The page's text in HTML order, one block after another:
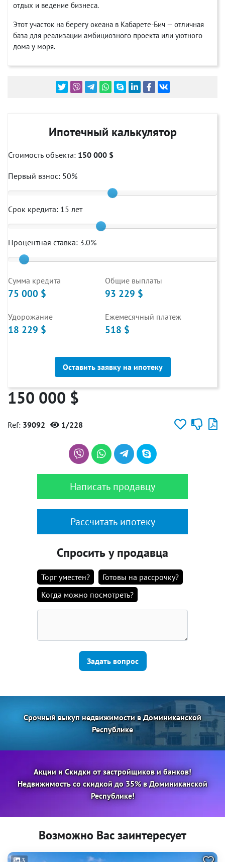
отдых и ведение бизнеса.
Этот участок на берегу океана в Кабарете-Бич — отличная
база для реализации амбициозного проекта или уютного
дома у моря.
Ипотечный калькулятор
Стоимость объекта: 150 000 $
Первый взнос: 50%
Срок кредита: 15 лет
Процентная ставка: 3.0%
Cумма кредита
75 000 $
Общие выплаты
93 229 $
Удорожание
18 229 $
Ежемесячный платеж
518 $
Оставить заявку на ипотеку
150 000 $
Ref: 39092 1/228
Написать продавцу
Рассчитать ипотеку
Спросить у продавца
Торг уместен?
Готовы на рассрочку?
Когда можно посмотреть?
Задать вопрос
Срочный выкуп недвижимости в Доминиканской
Республике
Акции и Скидки от застройщиков и банков!
Недвижимость со скидкой до 35% в Доминиканской
Республике!
Возможно Вас заинтересует